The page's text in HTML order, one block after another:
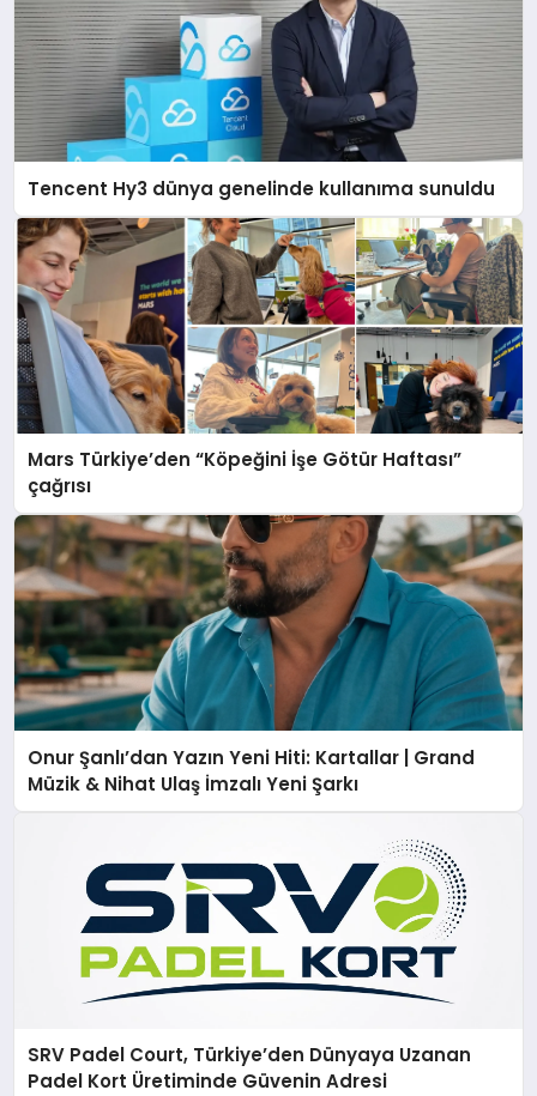
Tencent Hy3 dünya genelinde kullanıma sunuldu
Mars Türkiye’den “Köpeğini İşe Götür Haftası”
çağrısı
Onur Şanlı’dan Yazın Yeni Hiti: Kartallar | Grand
Müzik & Nihat Ulaş İmzalı Yeni Şarkı
SRV Padel Court, Türkiye’den Dünyaya Uzanan
Padel Kort Üretiminde Güvenin Adresi